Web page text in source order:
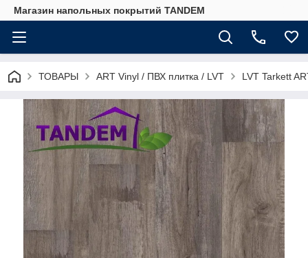
Магазин напольных покрытий TANDEM
ТОВАРЫ ART Vinyl / ПВХ плитка / LVT LVT Tarkett